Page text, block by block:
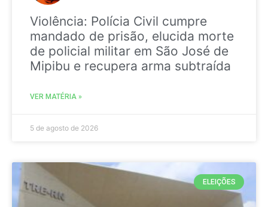
Violência: Polícia Civil cumpre
mandado de prisão, elucida morte
de policial militar em São José de
Mipibu e recupera arma subtraída
VER MATÉRIA »
5 de agosto de 2026
ELEIÇÕES